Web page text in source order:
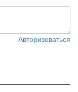
Авторизоваться